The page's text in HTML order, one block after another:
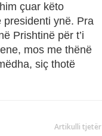
çuar këto
presidenti ynë. Pra
Prishtinë për t’i
mos me thënë
siç thotë
Artikulli tjetër